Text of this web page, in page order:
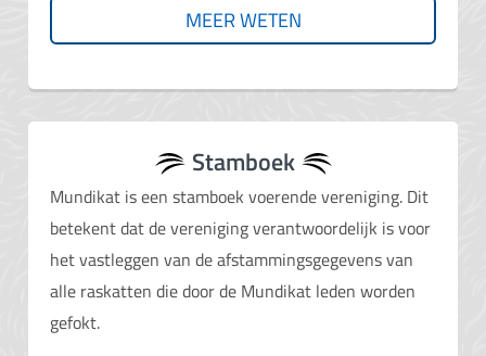
MEER WETEN
Stamboek
Mundikat is een stamboek voerende vereniging. Dit
betekent dat de vereniging verantwoordelijk is voor
het vastleggen van de afstammingsgegevens van
alle raskatten die door de Mundikat leden worden
gefokt.